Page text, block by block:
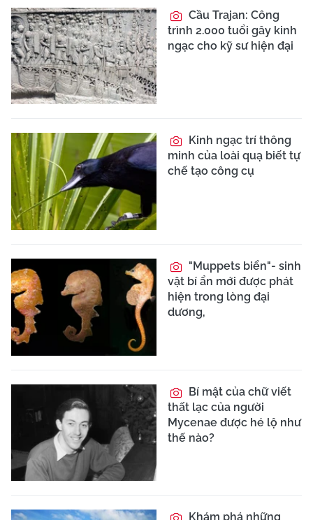
Cầu Trajan: Công
trình 2.000 tuổi gây kinh
ngạc cho kỹ sư hiện đại
Kinh ngạc trí thông
minh của loài quạ biết tự
chế tạo công cụ
"Muppets biển"- sinh
vật bí ẩn mới được phát
hiện trong lòng đại
dương,
Bí mật của chữ viết
thất lạc của người
Mycenae được hé lộ như
thế nào?
Khám phá những